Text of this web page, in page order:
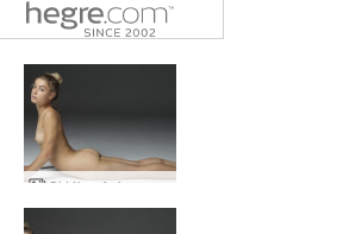
Október fyrirmynd muse